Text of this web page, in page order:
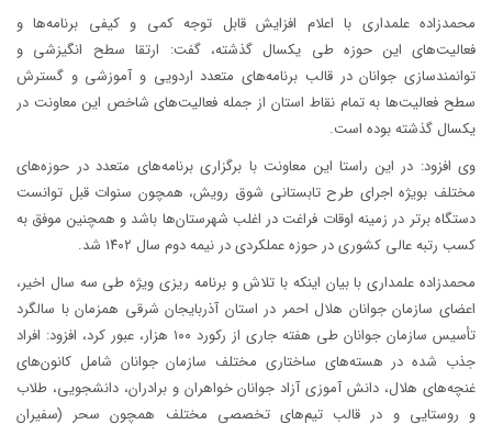
محمدزاده علمداری با اعلام افزایش قابل توجه کمی و کیفی برنامه‌ها و
فعالیت‌های این حوزه طی یکسال گذشته، گفت: ارتقا سطح انگیزشی و
توانمندسازی جوانان در قالب برنامه‌های متعدد اردویی و آموزشی و گسترش
سطح فعالیت‌ها به تمام نقاط استان از جمله فعالیت‌های شاخص این معاونت در
یکسال گذشته بوده است.
وی افزود: در این راستا این معاونت با برگزاری برنامه‌های متعدد در حوزه‌های
مختلف بویژه اجرای طرح تابستانی شوق رویش، همچون سنوات قبل توانست
دستگاه برتر در زمینه اوقات فراغت در اغلب شهرستان‌ها باشد و همچنین موفق به
کسب رتبه عالی کشوری در حوزه عملکردی در نیمه دوم سال ۱۴۰۲ شد.
محمدزاده علمداری با بیان اینکه با تلاش و برنامه ریزی ویژه طی سه سال اخیر،
اعضای سازمان جوانان هلال احمر در استان آذربایجان شرقی همزمان با سالگرد
تأسیس سازمان جوانان طی هفته جاری از رکورد ۱۰۰ هزار، عبور کرد، افزود: افراد
جذب شده در هسته‌های ساختاری مختلف سازمان جوانان شامل کانون‌های
غنچه‌های هلال، دانش آموزی آزاد جوانان خواهران و برادران، دانشجویی، طلاب
و روستایی و در قالب تیم‌های تخصصی مختلف همچون سحر (سفیران